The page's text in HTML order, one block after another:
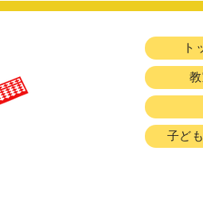
ト
子ど